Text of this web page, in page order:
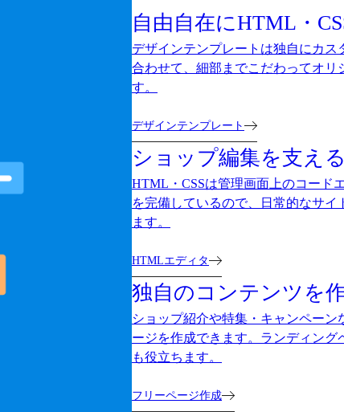
自由自在にHTML・
デザインテンプレートは独自にカ
合わせて、細部までこだわってオリ
す。
デザインテンプレート
ショップ編集を支え
HTML・CSSは管理画面上のコード
を完備しているので、日常的なサ
ます。
HTMLエディタ
独自のコンテンツを
ショップ紹介や特集・キャンペー
ージを作成できます。ランディング
も役立ちます。
フリーページ作成